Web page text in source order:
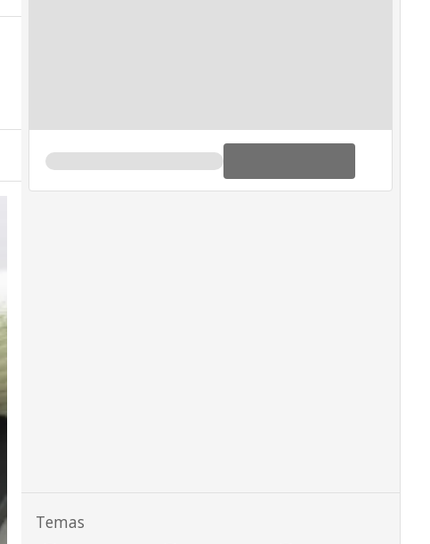
Temas